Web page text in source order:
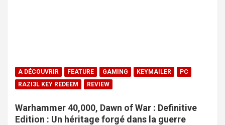
A DÉCOUVRIR FEATURE GAMING KEYMAILER
PC
RAZI3L KEY REDEEM
REVIEW
Warhammer 40,000, Dawn of War : Definitive
Edition : Un héritage forgé dans la guerre